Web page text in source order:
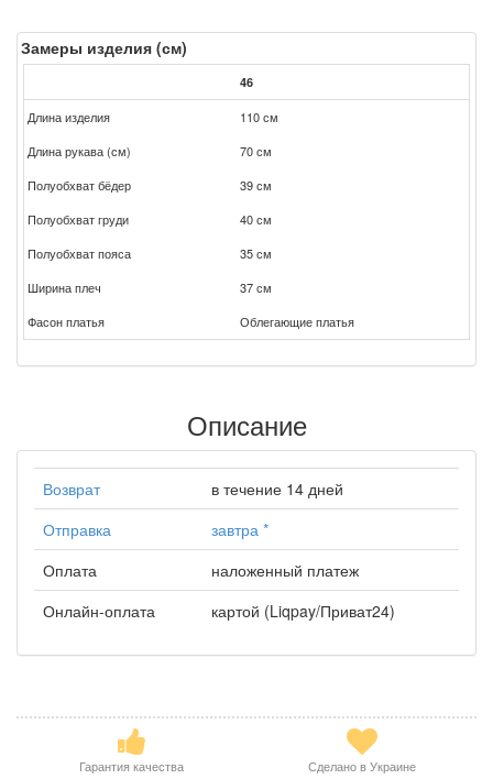
Замеры изделия (см)
46
Длина изделия
110 см
Длина рукава (см)
70 см
Полуобхват бёдер
39 см
Полуобхват груди
40 см
Полуобхват пояса
35 см
Ширина плеч
37 см
Фасон платья
Облегающие платья
Описание
Возврат
в течение 14 дней
Отправка
завтра *
Оплата
наложенный платеж
Онлайн-оплата
картой (Liqpay/Приват24)
Гарантия качества Сделано в Украине